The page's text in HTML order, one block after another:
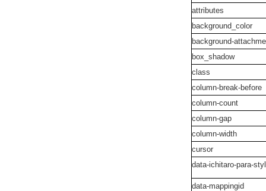
attributes
background_color
background-
box_shadow
class
column-break-before
column-count
column-gap
column-width
cursor
data-ichitaro-para-
data-mappingid